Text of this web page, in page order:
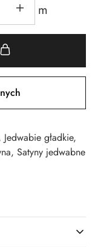
m
Jedwabie gładkie,
, Satyny jedwabne